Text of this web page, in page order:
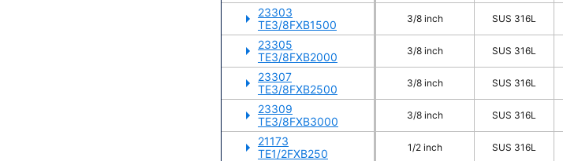
23303
TE3/8FXB1500
3/8 inch SUS 316L
23305
TE3/8FXB2000
3/8 inch SUS 316L
23307
TE3/8FXB2500
3/8 inch SUS 316L
23309
TE3/8FXB3000
3/8 inch SUS 316L
21173
TE1/2FXB250
1/2 inch SUS 316L